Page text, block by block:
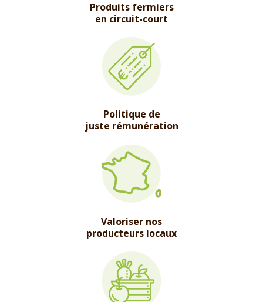
Produits fermiers
en circuit-court
Politique de
juste rémunération
Valoriser nos
producteurs locaux